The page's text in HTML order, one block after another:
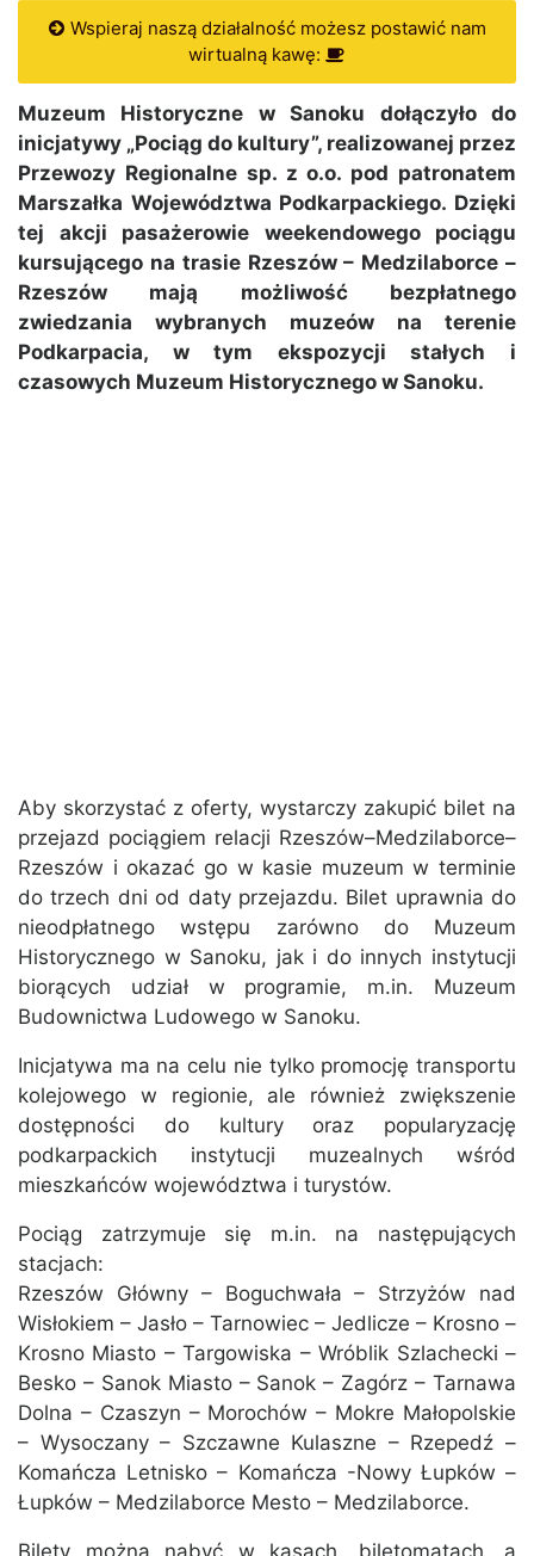
Wspieraj naszą działalność możesz postawić nam
wirtualną kawę:
Muzeum Historyczne w Sanoku dołączyło do
inicjatywy „Pociąg do kultury”, realizowanej przez
Przewozy Regionalne sp. z o.o. pod patronatem
Marszałka Województwa Podkarpackiego. Dzięki
tej akcji pasażerowie weekendowego pociągu
kursującego na trasie Rzeszów – Medzilaborce –
Rzeszów mają możliwość bezpłatnego
zwiedzania wybranych muzeów na terenie
Podkarpacia, w tym ekspozycji stałych i
czasowych Muzeum Historycznego w Sanoku.
Aby skorzystać z oferty, wystarczy zakupić bilet na
przejazd pociągiem relacji Rzeszów–Medzilaborce–
Rzeszów i okazać go w kasie muzeum w terminie
do trzech dni od daty przejazdu. Bilet uprawnia do
nieodpłatnego wstępu zarówno do Muzeum
Historycznego w Sanoku, jak i do innych instytucji
biorących udział w programie, m.in. Muzeum
Budownictwa Ludowego w Sanoku.
Inicjatywa ma na celu nie tylko promocję transportu
kolejowego w regionie, ale również zwiększenie
dostępności do kultury oraz popularyzację
podkarpackich instytucji muzealnych wśród
mieszkańców województwa i turystów.
Pociąg zatrzymuje się m.in. na następujących
stacjach:
Rzeszów Główny – Boguchwała – Strzyżów nad
Wisłokiem – Jasło – Tarnowiec – Jedlicze – Krosno –
Krosno Miasto – Targowiska – Wróblik Szlachecki –
Besko – Sanok Miasto – Sanok – Zagórz – Tarnawa
Dolna – Czaszyn – Morochów – Mokre Małopolskie
– Wysoczany – Szczawne Kulaszne – Rzepedź –
Komańcza Letnisko – Komańcza -Nowy Łupków –
Łupków – Medzilaborce Mesto – Medzilaborce.